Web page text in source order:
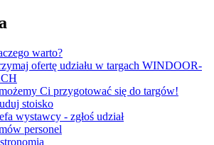
warto?
ofertę udziału w targach WINDOOR-
Ci przygotować się do targów!
stoisko
wystawcy - zgłoś udział
personel